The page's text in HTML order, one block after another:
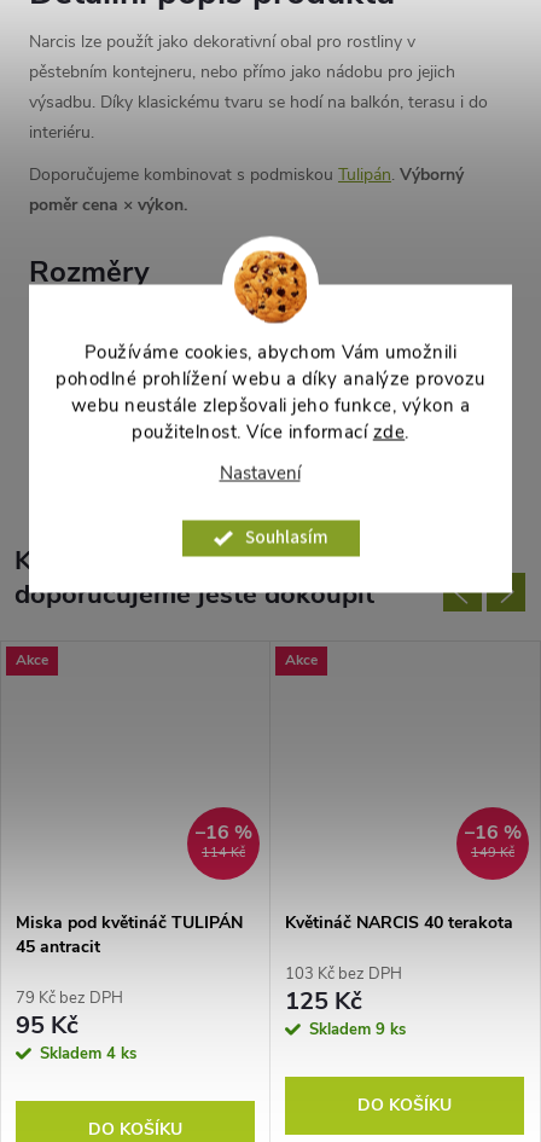
Používáme cookies, abychom Vám umožnili
pohodlné prohlížení webu a díky analýze provozu
webu neustále zlepšovali jeho funkce, výkon a
použitelnost. Více informací zde.
Nastavení
Souhlasím
Narcis lze použít jako dekorativní obal pro rostliny v
pěstebním kontejneru, nebo přímo jako nádobu pro jejich
výsadbu. Díky klasickému tvaru se hodí na balkón, terasu i do
interiéru.
Doporučujeme kombinovat s podmiskou Tulipán. Výborný
poměr cena × výkon.
Rozměry
50 cm
dolní vnější průměr:37,4 cm
výška:36,5 cm
Parametry produktu
K tomuto produktu
doporučujeme ještě dokoupit
Akce
114 Kč
–16 %
Miska pod květináč TULIPÁN
45 antracit
79 Kč bez DPH
95 Kč
Skladem 4 ks
DO KOŠÍKU
Akce
149 Kč
–16 %
Květináč NARCIS 40 terakota
103 Kč bez DPH
125 Kč
Skladem 9 ks
DO KOŠÍKU